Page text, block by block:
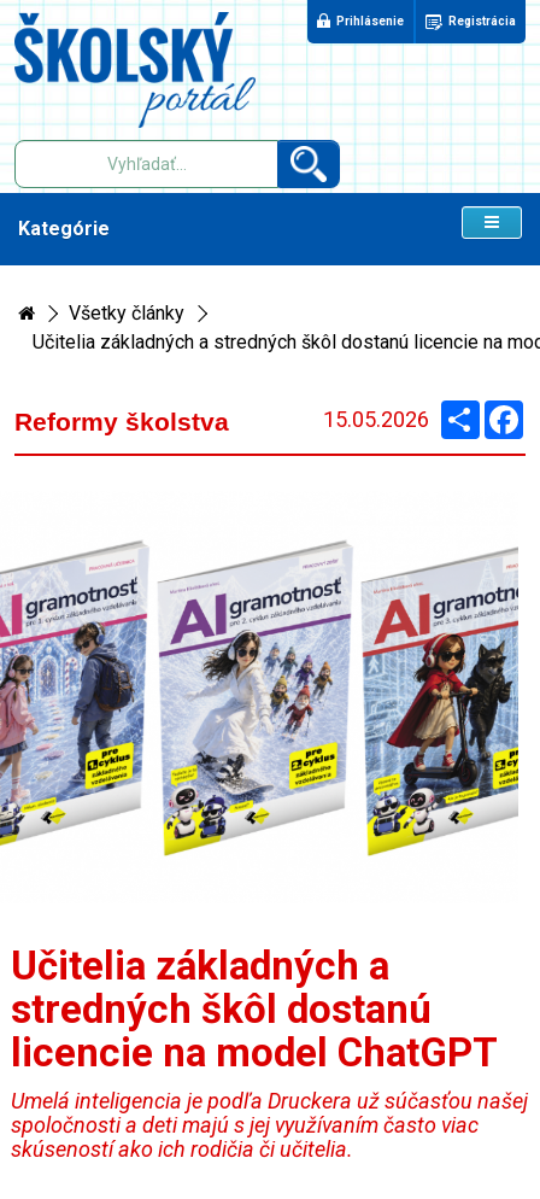
Prihlásenie Registrácia
Kategórie
Všetky články
Učitelia základných a stredných škôl dostanú licencie na
Reformy školstva 15.05.2026 Zdieľaj
Učitelia základných a
stredných škôl dostanú
licencie na model ChatGPT
Umelá inteligencia je podľa Druckera už súčasťou našej
spoločnosti a deti majú s jej využívaním často viac
skúseností ako ich rodičia či učitelia.